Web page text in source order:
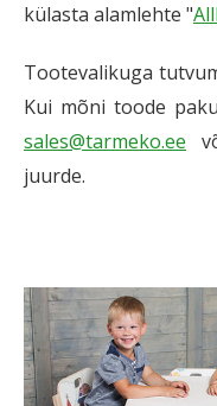
külasta alamlehte "
Tootevalikuga
Kui mõni toode
sales@tarmeko.ee
juurde.